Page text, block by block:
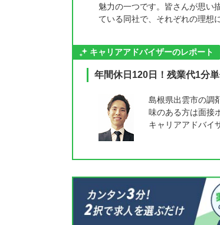
魅力の一つです。皆さんが思い
ている同社で、それぞれの理想
キャリアアドバイザーのレポート
年間休日120日！残業代1分
島根県出雲市の調
味のある方は面接
キャリアアドバ